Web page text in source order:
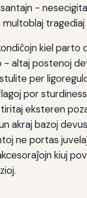
-
tragediaj
kiel parto
- altaj postenoj
per
por
eksteren
akraj bazoj
ne portas
kiuj